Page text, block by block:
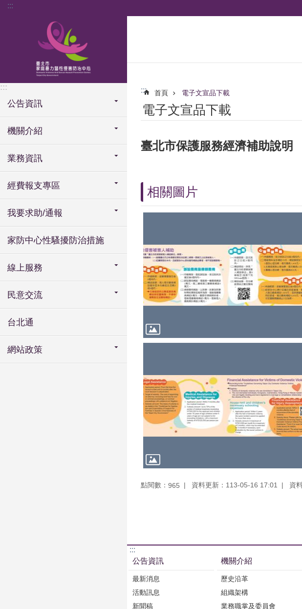
跳到主要內容區塊
:::
:::
公告資訊
機關介紹
業務資訊
經費報支專區
我要求助/通報
家防中心性騷擾防治措施
線上服務
民意交流
台北通
網站政策
::: 首頁 電子文宣品下載
電子文宣品下載
臺北市保護服務經濟補助說明
相關圖片
點閱數： 965 資料更新：113-05-16 17:01 資
:::
公告資訊
最新消息
活動訊息
新聞稿
機關介紹
歷史沿革
組織架構
業務職掌及委員會